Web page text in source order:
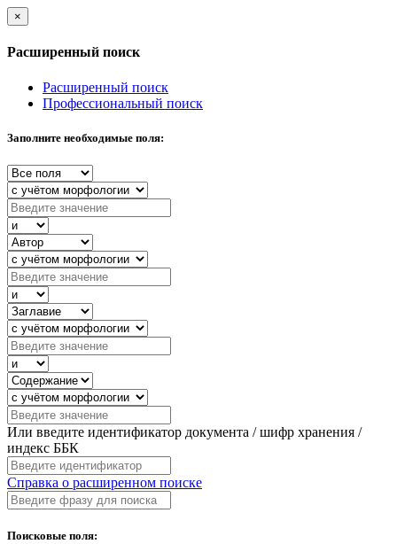
×
Расширенный поиск
Расширенный поиск
Профессиональный поиск
Заполните необходимые поля:
Или введите идентификатор документа / шифр хранения /
индекс ББК
Справка о расширенном поиске
Поисковые поля: